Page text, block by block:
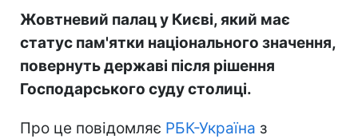
Жовтневий палац у Києві, який має
статус пам'ятки національного значення,
повернуть державі після рішення
Господарського суду столиці.
Про це повідомляє РБК-Україна з